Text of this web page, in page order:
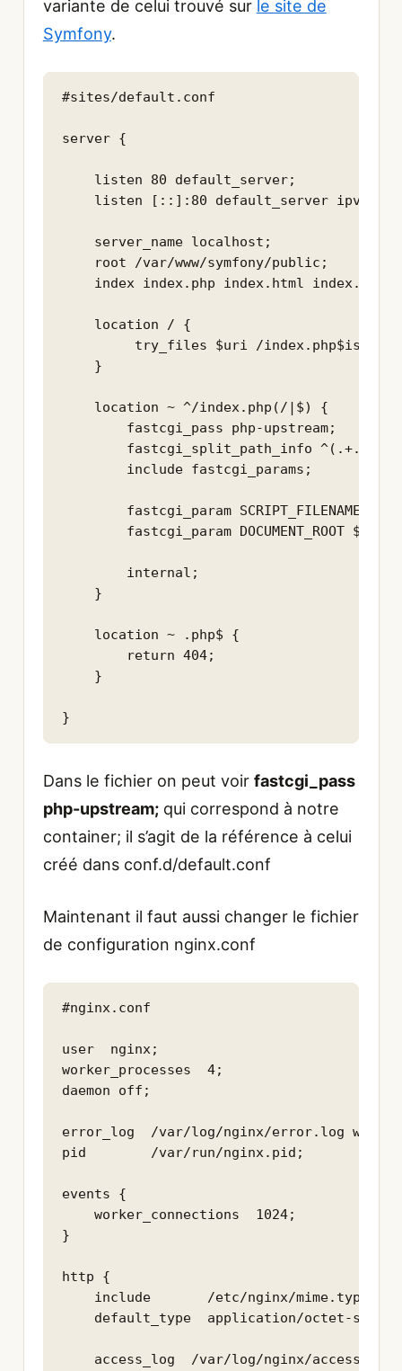
variante de celui trouvé sur le site de
Symfony.
#sites/default.conf
server {
    listen 80 default_server;
listen [::]:80 default_server
    server_name localhost;
    root /var/www/symfony/public;
    index index.php index.html index.htm;
    location / {
try_files $uri /
    }
    location ~ ^/index.php(/|$) {
        fastcgi_pass php-upstream;
fastcgi_split_path_info
        include fastcgi_params;
fastcgi_param SCRIPT_FILENAME
fastcgi_param DOCUMENT_ROOT
        internal;
    }
    location ~ .php$ {
        return 404;
    }
Dans le fichier on peut voir fastcgi_pass
php-upstream;qui correspond à notre
container; il s’agit de la référence à celui
créé dans conf.d/default.conf
Maintenant il faut aussi changer le fichier
de configuration nginx.conf
#nginx.conf
user  nginx;
worker_processes  4;
daemon off;
error_log  /var/log/nginx/error.log warn;
pid        /var/run/nginx.pid;
events {
    worker_connections  1024;
}
http {
    include       /etc/nginx/mime.types;
default_type  application/octet-
    access_log  /var/log/nginx/access.log;